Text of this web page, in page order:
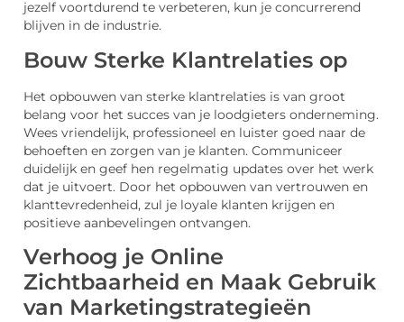
jezelf voortdurend te verbeteren, kun je concurrerend
blijven in de industrie.
Bouw Sterke Klantrelaties op
Het opbouwen van sterke klantrelaties is van groot
belang voor het succes van je loodgieters onderneming.
Wees vriendelijk, professioneel en luister goed naar de
behoeften en zorgen van je klanten. Communiceer
duidelijk en geef hen regelmatig updates over het werk
dat je uitvoert. Door het opbouwen van vertrouwen en
klanttevredenheid, zul je loyale klanten krijgen en
positieve aanbevelingen ontvangen.
Verhoog je Online
Zichtbaarheid en Maak Gebruik
van Marketingstrategieën